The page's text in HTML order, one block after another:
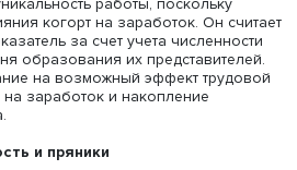
исследования результаты
накопления человеческого
идет не о раннем снижении
а об уменьшении месячного
вследствие меньшей
времени пожилых